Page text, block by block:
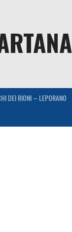
DEI RIONI – LEPORANO